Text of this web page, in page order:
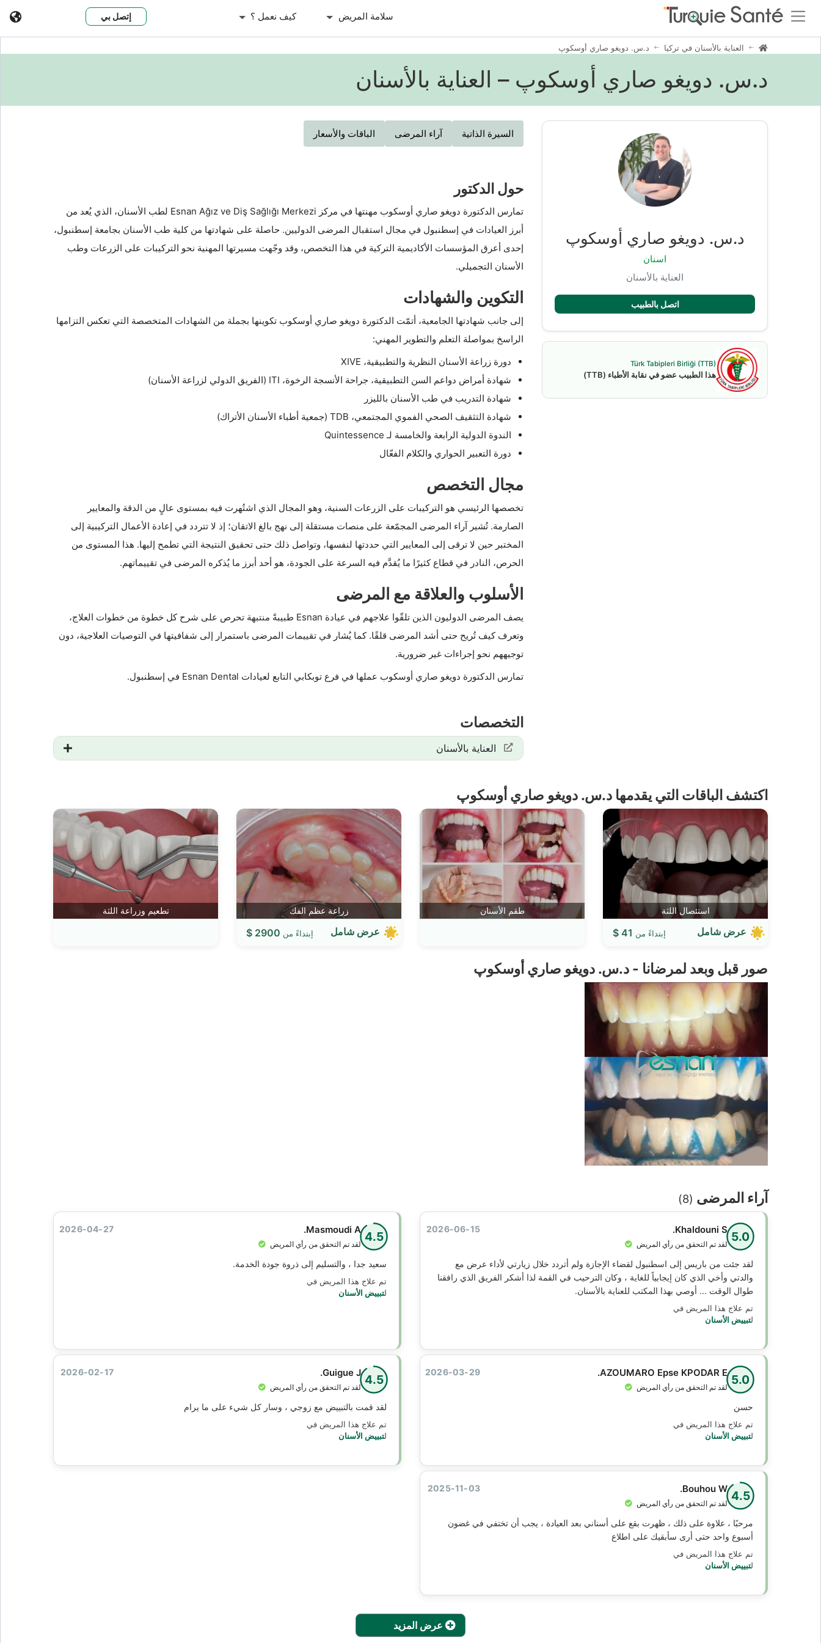
سلامة المريض كيف نعمل ؟ إتصل بي
العناية بالأسنان في تركيا د.س. دويغو صاري أوسكوپ
د.س. دويغو صاري أوسكوپ – العناية بالأسنان
د.س. دويغو صاري أوسكوپ
اسنان
العناية بالأسنان
اتصل بالطبيب
Türk Tabipleri Birliği (TTB)
هذا الطبيب عضو في نقابة الأطباء (TTB)
السيرة الذاتية آراء المرضى الباقات والأسعار
حول الدكتور
تمارس الدكتورة دويغو صاري أوسكوب مهنتها في مركز Esnan Ağız ve Diş Sağlığı Merkezi لطب الأسنان، الذي يُعد من
أبرز العيادات في إسطنبول في مجال استقبال المرضى الدوليين. حاصلة على شهادتها من كلية طب الأسنان بجامعة إسطنبول،
إحدى أعرق المؤسسات الأكاديمية التركية في هذا التخصص، وقد وجّهت مسيرتها المهنية نحو التركيبات على الزرعات وطب
الأسنان التجميلي.
التكوين والشهادات
إلى جانب شهادتها الجامعية، أتمّت الدكتورة دويغو صاري أوسكوب تكوينها بجملة من الشهادات المتخصصة التي تعكس التزامها
الراسخ بمواصلة التعلم والتطوير المهني:
دورة زراعة الأسنان النظرية والتطبيقية، XIVE
شهادة أمراض دواعم السن التطبيقية، جراحة الأنسجة الرخوة، ITI (الفريق الدولي لزراعة الأسنان)
شهادة التدريب في طب الأسنان بالليزر
شهادة التثقيف الصحي الفموي المجتمعي، TDB (جمعية أطباء الأسنان الأتراك)
الندوة الدولية الرابعة والخامسة لـ Quintessence
دورة التعبير الحواري والكلام الفعّال
مجال التخصص
تخصصها الرئيسي هو التركيبات على الزرعات السنية، وهو المجال الذي اشتُهرت فيه بمستوى عالٍ من الدقة والمعايير
الصارمة. تُشير آراء المرضى المجمّعة على منصات مستقلة إلى نهج بالغ الاتقان؛ إذ لا تتردد في إعادة الأعمال التركيبية إلى
المختبر حين لا ترقى إلى المعايير التي حددتها لنفسها، وتواصل ذلك حتى تحقيق النتيجة التي تطمح إليها. هذا المستوى من
الحرص، النادر في قطاع كثيرًا ما يُقدَّم فيه السرعة على الجودة، هو أحد أبرز ما يُذكره المرضى في تقييماتهم.
الأسلوب والعلاقة مع المرضى
يصف المرضى الدوليون الذين تلقّوا علاجهم في عيادة Esnan طبيبةً منتبهة تحرص على شرح كل خطوة من خطوات العلاج،
وتعرف كيف تُريح حتى أشد المرضى قلقًا. كما يُشار في تقييمات المرضى باستمرار إلى شفافيتها في التوصيات العلاجية، دون
توجيههم نحو إجراءات غير ضرورية.
تمارس الدكتورة دويغو صاري أوسكوب عملها في فرع توبكابي التابع لعيادات Esnan Dental في إسطنبول.
التخصصات
العناية بالأسنان
اكتشف الباقات التي يقدمها د.س. دويغو صاري أوسكوپ
استئصال اللثة
عرض شامل إبتداءً من 41 $
طقم الأسنان زراعة عظم الفك
عرض شامل إبتداءً من 2900 $
تطعيم وزراعة اللثة
صور قبل وبعد لمرضانا - د.س. دويغو صاري أوسكوپ
آراء المرضى (8)
5.0
Khaldouni S.
لقد تم التحقق من رأي المريض
2026-06-15
لقد جئت من باريس إلى اسطنبول لقضاء الإجازة ولم أتردد خلال زيارتي لأداء عرض مع
والدتي وأخي الذي كان إيجابياً للغاية ، وكان الترحيب في القمة لذا أشكر الفريق الذي رافقنا
طوال الوقت ... أوصي بهذا المكتب للعناية بالأسنان.
تم علاج هذا المريض في
لتبييض الأسنان
4.5
Masmoudi A.
لقد تم التحقق من رأي المريض
2026-04-27
سعيد جدا ، والتسليم إلى ذروة جودة الخدمة.
تم علاج هذا المريض في
لتبييض الأسنان
5.0
AZOUMARO Epse KPODAR E.
لقد تم التحقق من رأي المريض
2026-03-29
حسن
تم علاج هذا المريض في
لتبييض الأسنان
4.5
Guigue J.
لقد تم التحقق من رأي المريض
2026-02-17
لقد قمت بالتبييض مع زوجي ، وسار كل شيء على ما يرام
تم علاج هذا المريض في
لتبييض الأسنان
4.5
Bouhou W.
لقد تم التحقق من رأي المريض
2025-11-03
مرحبًا ، علاوة على ذلك ، ظهرت بقع على أسناني بعد العيادة ، يجب أن تختفي في غضون
أسبوع واحد حتى أرى سأبقيك على اطلاع
تم علاج هذا المريض في
لتبييض الأسنان